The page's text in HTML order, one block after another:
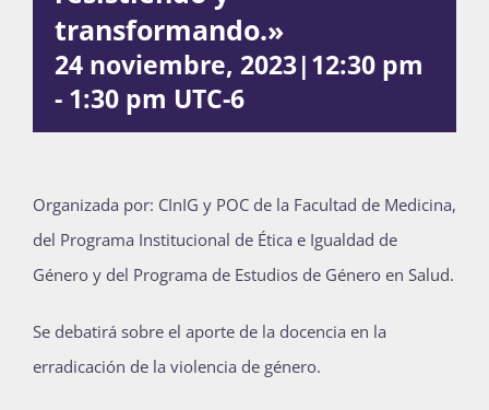
Publicaciones
Bienvenida generación 2027-1
transformando.»
24 noviembre, 2023|12:30 pm
- 1:30 pm UTC-6
Organizada por: CInIG y POC de la Facultad de Medicina,
del Programa Institucional de Ética e Igualdad de
Género y del Programa de Estudios de Género en Salud.
Se debatirá sobre el aporte de la docencia en la
erradicación de la violencia de género.